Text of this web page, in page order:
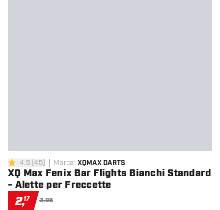
4.5 stelle di valutazione
4.5[45] Marca: XQMAX DARTS
XQ Max Fenix Bar Flights Bianchi Standard
- Alette per Freccette
2,17 3,95